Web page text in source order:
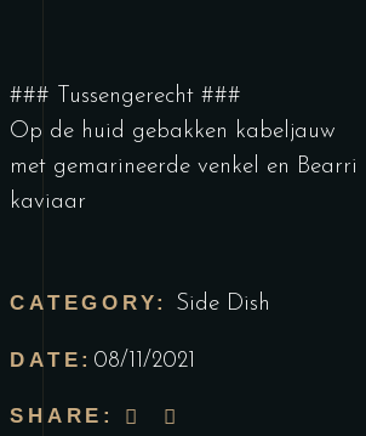
### Tussengerecht ###
Op de huid gebakken kabeljauw
met gemarineerde venkel en Bearri
kaviaar
CATEGORY: Side Dish
DATE: 08/11/2021
SHARE: